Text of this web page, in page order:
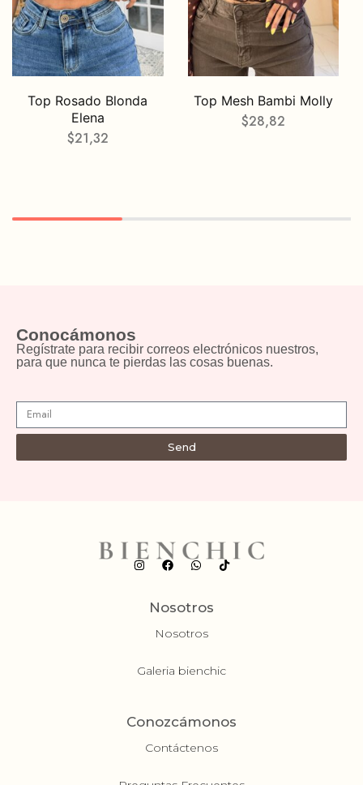
Top Rosado Blonda
Elena
$21,32
Top Mesh Bambi Molly
$28,82
Conocámonos
Regístrate para recibir correos electrónicos nuestros,
para que nunca te pierdas las cosas buenas.
Send
Nosotros
Nosotros
Galeria bienchic
Conozcámonos
Contáctenos